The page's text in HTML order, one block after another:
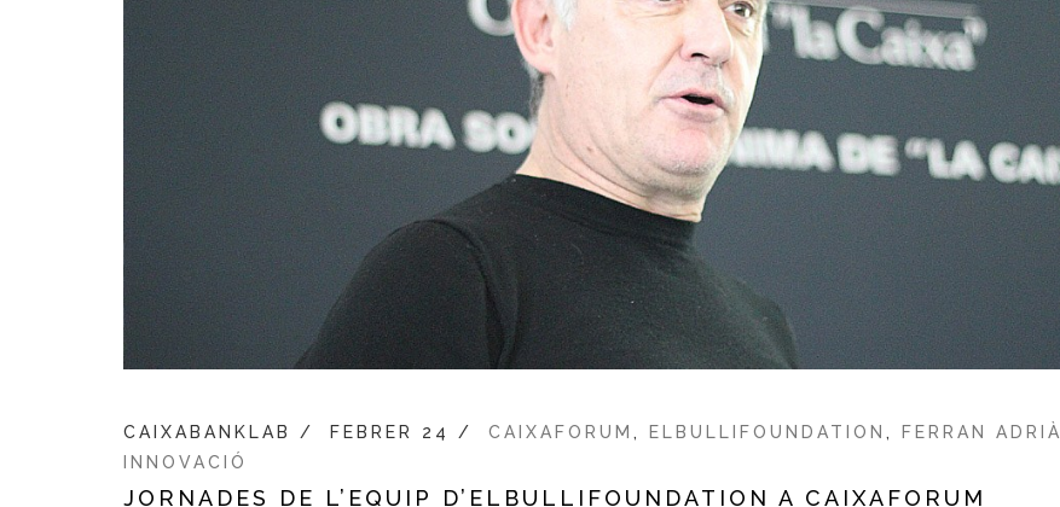
CAIXABANKLAB / FEBRER 24 / CAIXAFORUM , ELBULLIFOUNDATION , FERRAN ADRIÀ
INNOVACIÓ
JORNADES DE L’EQUIP D’ELBULLIFOUNDATION A CAIXAFORUM